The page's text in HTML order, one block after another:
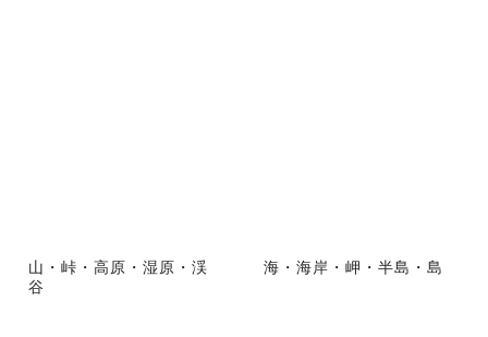
山・峠・高原・湿原・渓
谷
海・海岸・岬・半島・島